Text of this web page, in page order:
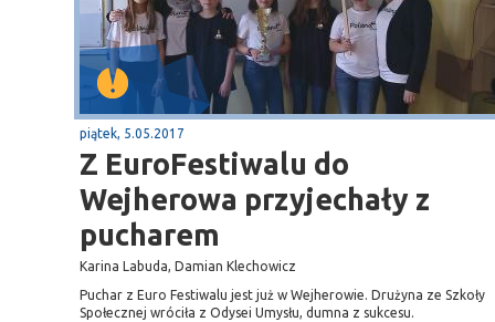
piątek, 5.05.2017
Z EuroFestiwalu do
Wejherowa przyjechały z
pucharem
Karina Labuda, Damian Klechowicz
Puchar z Euro Festiwalu jest już w Wejherowie. Drużyna ze Szkoły
Społecznej wróciła z Odysei Umysłu, dumna z sukcesu.